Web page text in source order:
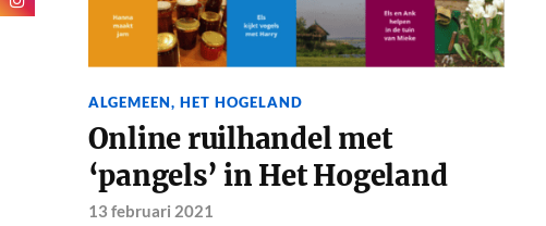
ALGEMEEN, HET HOGELAND
Online ruilhandel met
‘pangels’ in Het Hogeland
13 februari 2021